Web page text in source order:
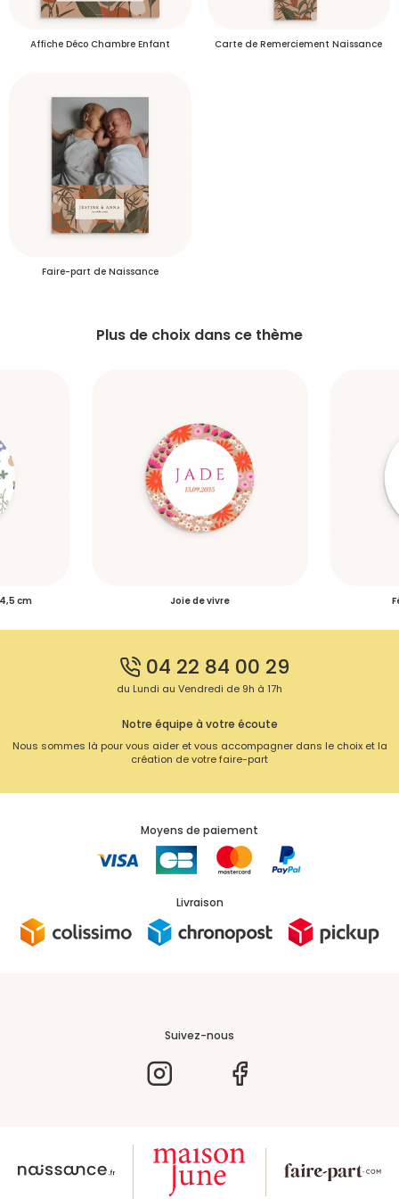
Se connecter
Je créé mon compte
S'inscrire
Délais de livraison des commandes
Plus d’info
Délais de livraison des échantillons
Affiche Déco Chambre Enfant Carte de Remerciement Naissance
Faire-part de Naissance
Plus de choix dans ce thème
cm Joie de vivre
04 22 84 00 29
du Lundi au Vendredi de 9h à 17h
Notre équipe à votre écoute
Nous sommes là pour vous aider et vous accompagner dans le choix et la
création de votre faire-part
Moyens de paiement
Livraison
Suivez-nous